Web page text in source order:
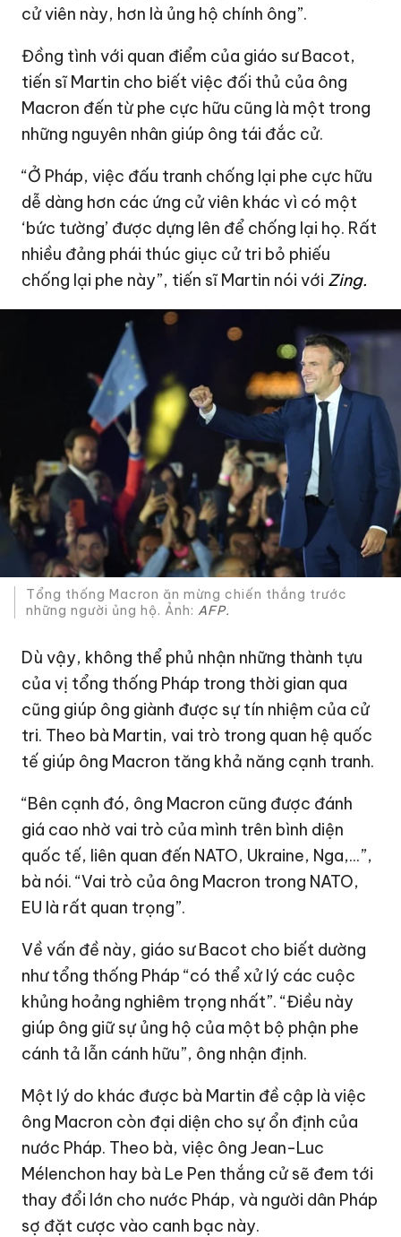
cử viên này, hơn là ủng hộ chính ông”.
Đồng tình với quan điểm của giáo sư Bacot,
tiến sĩ Martin cho biết việc đối thủ của ông
Macron đến từ phe cực hữu cũng là một trong
những nguyên nhân giúp ông tái đắc cử.
“Ở Pháp, việc đấu tranh chống lại phe cực hữu
dễ dàng hơn các ứng cử viên khác vì có một
‘bức tường’ được dựng lên để chống lại họ. Rất
nhiều đảng phái thúc giục cử tri bỏ phiếu
chống lại phe này”, tiến sĩ Martin nói với Zing.
Tổng thống Macron ăn mừng chiến thắng trước
những người ủng hộ. Ảnh: AFP.
Dù vậy, không thể phủ nhận những thành tựu
của vị tổng thống Pháp trong thời gian qua
cũng giúp ông giành được sự tín nhiệm của cử
tri. Theo bà Martin, vai trò trong quan hệ quốc
tế giúp ông Macron tăng khả năng cạnh tranh.
“Bên cạnh đó, ông Macron cũng được đánh
giá cao nhờ vai trò của mình trên bình diện
quốc tế, liên quan đến NATO, Ukraine, Nga,...”,
bà nói. “Vai trò của ông Macron trong NATO,
EU là rất quan trọng”.
Về vấn đề này, giáo sư Bacot cho biết dường
như tổng thống Pháp “có thể xử lý các cuộc
khủng hoảng nghiêm trọng nhất”. “Điều này
giúp ông giữ sự ủng hộ của một bộ phận phe
cánh tả lẫn cánh hữu”, ông nhận định.
Một lý do khác được bà Martin đề cập là việc
ông Macron còn đại diện cho sự ổn định của
nước Pháp. Theo bà, việc ông Jean-Luc
Mélenchon hay bà Le Pen thắng cử sẽ đem tới
thay đổi lớn cho nước Pháp, và người dân Pháp
sợ đặt cược vào canh bạc này.